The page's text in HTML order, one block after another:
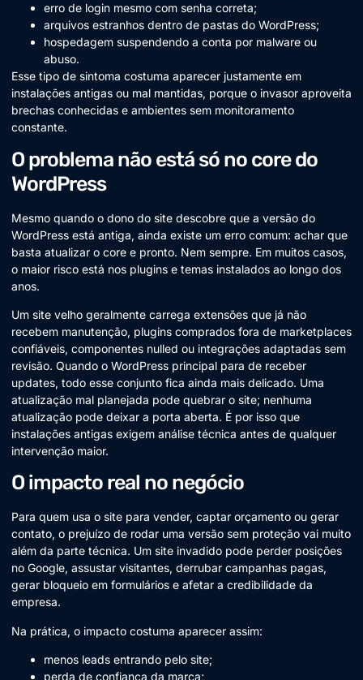
erro de login mesmo com senha correta;
arquivos estranhos dentro de pastas do WordPress;
hospedagem suspendendo a conta por malware ou
abuso.
Esse tipo de sintoma costuma aparecer justamente em
instalações antigas ou mal mantidas, porque o invasor aproveita
brechas conhecidas e ambientes sem monitoramento
constante.
O problema não está só no core do
WordPress
Mesmo quando o dono do site descobre que a versão do
WordPress está antiga, ainda existe um erro comum: achar que
basta atualizar o core e pronto. Nem sempre. Em muitos casos,
o maior risco está nos plugins e temas instalados ao longo dos
anos.
Um site velho geralmente carrega extensões que já não
recebem manutenção, plugins comprados fora de marketplaces
confiáveis, componentes nulled ou integrações adaptadas sem
revisão. Quando o WordPress principal para de receber
updates, todo esse conjunto fica ainda mais delicado. Uma
atualização mal planejada pode quebrar o site; nenhuma
atualização pode deixar a porta aberta. É por isso que
instalações antigas exigem análise técnica antes de qualquer
intervenção maior.
O impacto real no negócio
Para quem usa o site para vender, captar orçamento ou gerar
contato, o prejuízo de rodar uma versão sem proteção vai muito
além da parte técnica. Um site invadido pode perder posições
no Google, assustar visitantes, derrubar campanhas pagas,
gerar bloqueio em formulários e afetar a credibilidade da
empresa.
Na prática, o impacto costuma aparecer assim:
menos leads entrando pelo site;
perda de confiança da marca;